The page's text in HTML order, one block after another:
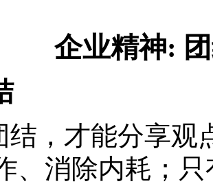
企业精神:
结，才能分享观
、消除内耗；